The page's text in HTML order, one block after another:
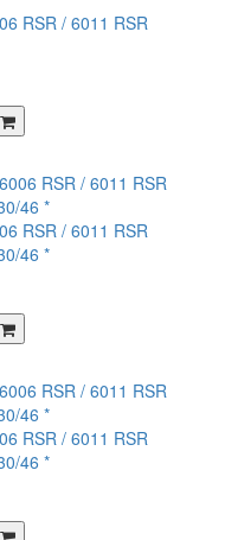
RSR / 6011 RSR
RSR / 6011 RSR
46 *
RSR / 6011 RSR
46 *